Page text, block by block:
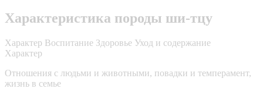
Характеристика породы ши-тцу
Характер Воспитание Здоровье Уход и содержание
Характер
Отношения с людьми и животными, повадки и темперамент,
жизнь в семье